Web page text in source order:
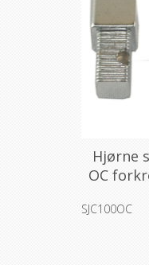
Hjørne
OC
SJC100OC